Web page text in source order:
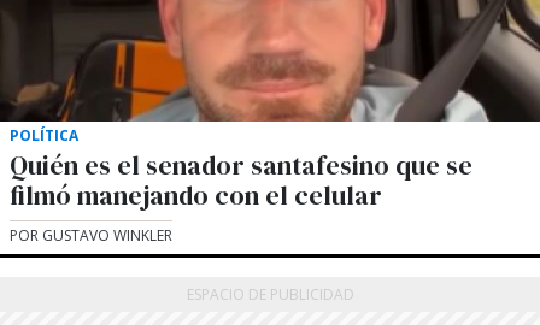
POLÍTICA
Quién es el senador santafesino que se
filmó manejando con el celular
POR GUSTAVO WINKLER